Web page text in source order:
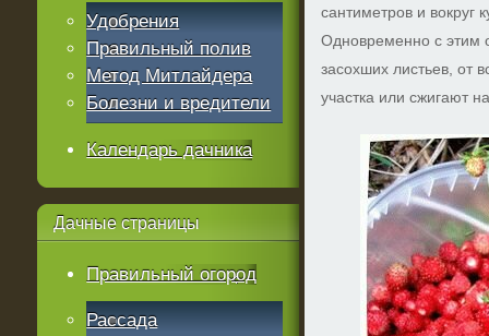
сантиметров и вокруг
Одновременно с этим
засохших листьев, от
участка или сжигают
Удобрения
Правильный полив
Метод Митлайдера
Болезни и вредители
Календарь дачника
Дачные страницы
Правильный огород
Рассада